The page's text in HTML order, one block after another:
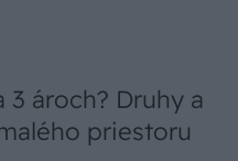
3 ároch? Druhy a
priestoru